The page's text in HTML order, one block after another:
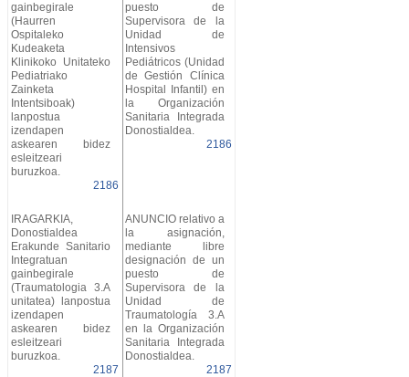
gainbegirale
(Haurren
Ospitaleko
Kudeaketa
Klinikoko Unitateko
Pediatriako
Zainketa
Intentsiboak)
lanpostua
izendapen
askearen bidez
esleitzeari
buruzkoa.
2186
puesto de
Supervisora de la
Unidad de
Intensivos
Pediátricos (Unidad
de Gestión Clínica
Hospital Infantil) en
la Organización
Sanitaria Integrada
Donostialdea.
2186
IRAGARKIA,
Donostialdea
Erakunde Sanitario
Integratuan
gainbegirale
(Traumatologia 3.A
unitatea) lanpostua
izendapen
askearen bidez
esleitzeari
buruzkoa.
2187
ANUNCIO relativo a
la asignación,
mediante libre
designación de un
puesto de
Supervisora de la
Unidad de
Traumatología 3.A
en la Organización
Sanitaria Integrada
Donostialdea.
2187